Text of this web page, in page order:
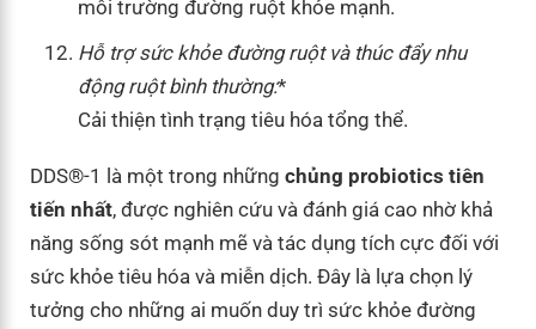
môi trường đường ruột khỏe mạnh.
Hỗ trợ sức khỏe đường ruột và thúc đẩy nhu
động ruột bình thường:*
Cải thiện tình trạng tiêu hóa tổng thể.
DDS®-1 là một trong những chủng probiotics tiên
tiến nhất, được nghiên cứu và đánh giá cao nhờ khả
năng sống sót mạnh mẽ và tác dụng tích cực đối với
sức khỏe tiêu hóa và miễn dịch. Đây là lựa chọn lý
tưởng cho những ai muốn duy trì sức khỏe đường